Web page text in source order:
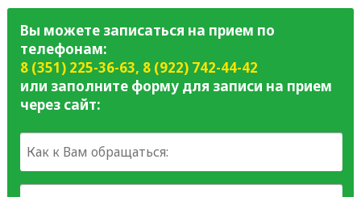
Вы можете записаться на прием по
телефонам:
8 (351) 225-36-63, 8 (922) 742-44-42
или заполните форму для записи на прием
через сайт: